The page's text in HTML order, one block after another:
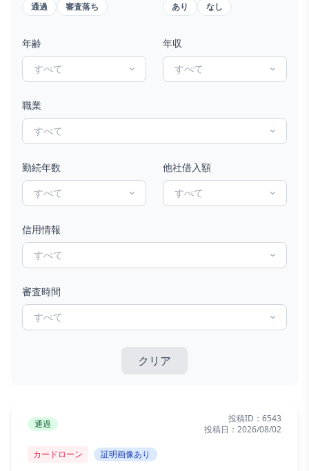
通過 審査落ち あり なし
年齢
すべて
職業
すべて
年収
すべて
勤続年数
すべて
他社借入額
すべて
信用情報
すべて
審査時間
すべて
クリア
通過 投稿ID： 6543
投稿日： 2026/08/02
カードローン 証明画像あり